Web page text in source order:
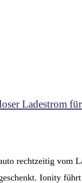
Ladestrom
rechtzeitig vom
Ionity